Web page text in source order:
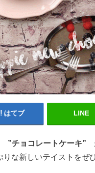
はてブ LINE
”チョコレートケーキ”
な新しいテイストをぜ